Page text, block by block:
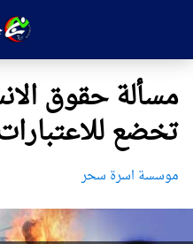
مسألة حقوق
تخضع
موسسة اسرة سحر